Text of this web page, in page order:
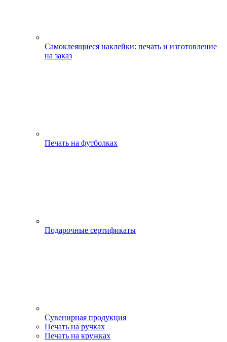
Самоклеящиеся наклейки: печать и изготовление
на заказ
Печать на футболках
Подарочные сертификаты
Сувенирная продукция
Печать на ручках
Печать на кружках